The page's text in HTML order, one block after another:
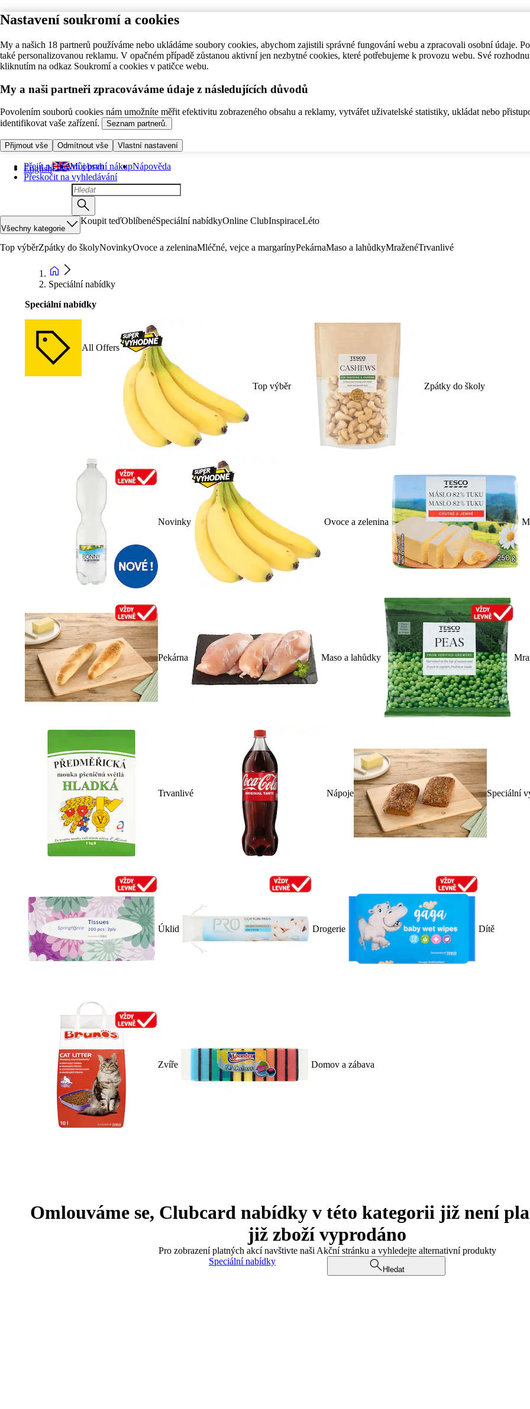
Nastavení soukromí a cookies
My a našich 18 partnerů používáme nebo ukládáme soubory cookies, abychom zajistili správné fungování webu a zpracovali osobní údaje.
také personalizovanou reklamu. V opačném případě zůstanou aktivní jen nezbytné cookies, které potřebujeme k provozu webu. Své
kliknutím na odkaz Soukromí a cookies v patičce webu.
My a naši partneři zpracováváme údaje z následujících důvodů
Povolením souborů cookies nám umožníte měřit efektivitu zobrazeného obsahu a reklamy, vytvářet uživatelské statistiky, ukládat nebo
identifikovat vaše zařízení.
Seznam partnerů.
Přijmout vše Odmítnout vše Vlastní nastavení
Přejít na hlavní obsah
Přeskočit na vyhledávání
English Můj první nákupNápověda
Všechny kategorie
Koupit teďOblíbenéSpeciální nabídkyOnline ClubInspiraceLéto
Top výběrZpátky do školyNovinkyOvoce a zeleninaMléčné, vejce a margarínyPekárnaMaso a lahůdkyMraženéTrvanlivé
Speciální nabídky
Speciální nabídky
All Offers
Top výběr Zpátky do školy
Novinky Ovoce a zelenina
Pekárna Maso a lahůdky
Trvanlivé Nápoje Speciální
Úklid Drogerie Dítě
Zvíře Domov a zábava
Omlouváme se, Clubcard nabídky v této kategorii již není
již zboží vyprodáno
Pro zobrazení platných akcí navštivte naši Akční stránku a vyhledejte alternativní produkty
Speciální nabídky
Hledat